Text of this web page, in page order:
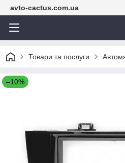
avto-cactus.com.ua
Товари та послуги
–10%